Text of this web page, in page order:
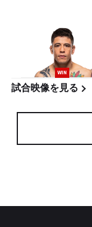
WIN
試合映像を見る